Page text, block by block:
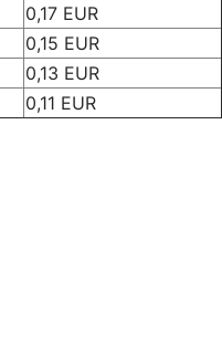
0,17 EUR
0,15 EUR
0,13 EUR
0,11 EUR